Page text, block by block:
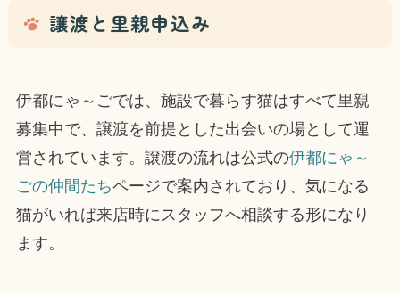
譲渡と里親申込み
伊都にゃ～ごでは、施設で暮らす猫はすべて里親
募集中で、譲渡を前提とした出会いの場として運
営されています。譲渡の流れは公式の伊都にゃ～
ごの仲間たちページで案内されており、気になる
猫がいれば来店時にスタッフへ相談する形になり
ます。